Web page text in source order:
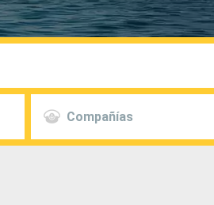
Compañías